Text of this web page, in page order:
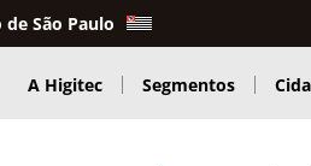
São Paulo
A Higitec Segmentos